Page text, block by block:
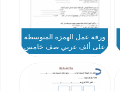
ورقة عمل الهمزة المتوسطة
على ألف عربي صف خامس